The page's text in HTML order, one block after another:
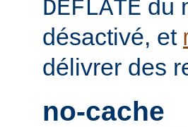
DEFLATE du
désactivé, et
délivrer des
no-cache